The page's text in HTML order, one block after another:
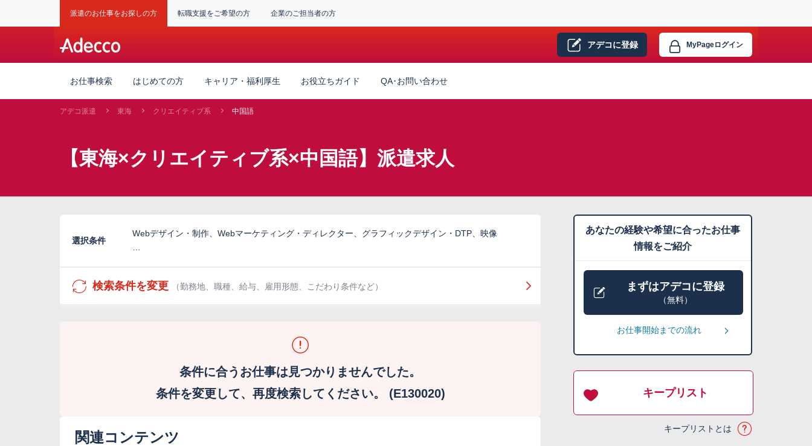
派遣のお仕事をお探しの方 転職支援をご希望の方 企業のご担当者の方
アデコに登録 MyPageログイン
お仕事検索 はじめての方 キャリア・福利厚生 お役立ちガイド QA･お問い合わせ
アデコ派遣 東海 クリエイティブ系 中国語
【東海×クリエイティブ系×中国語】派遣求人
選択条件
Webデザイン・制作、Webマーケティング・ディレクター、グラフィックデザイン・DTP、映像
検索条件を変更 （勤務地、職種、給与、雇用形態、こだわり条件など）
条件に合うお仕事は見つかりませんでした。
条件を変更して、再度検索してください。 (E130020)
関連コンテンツ
あなたの経験や希望に合ったお仕事
情報をご紹介
まずはアデコに登録
（無料）
お仕事開始までの流れ
キープリスト
キープリストとは